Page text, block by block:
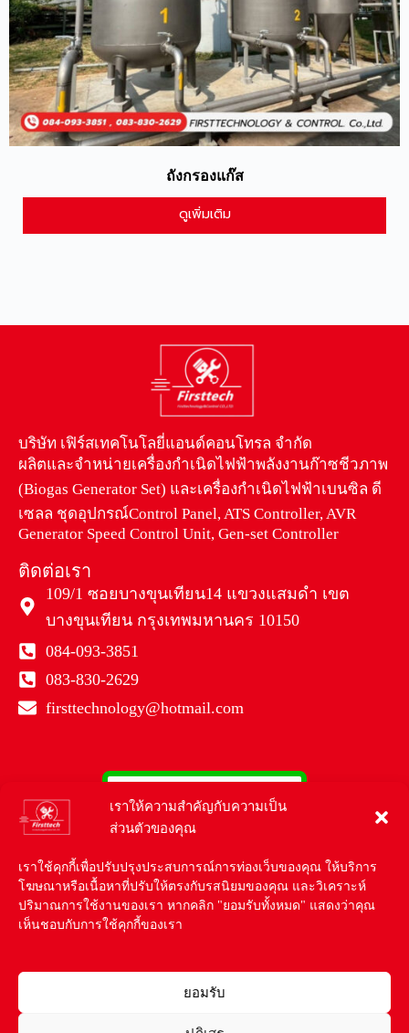
เราให้ความสำคัญกับความเป็น
ส่วนตัวของคุณ
เราใช้คุกกี้เพื่อปรับปรุงประสบการณ์การท่องเว็บของคุณ ให้บริการ
โฆษณาหรือเนื้อหาที่ปรับให้ตรงกับรสนิยมของคุณ และวิเคราะห์
ปริมาณการใช้งานของเรา หากคลิก "ยอมรับทั้งหมด" แสดงว่าคุณ
เห็นชอบกับการใช้คุกกี้ของเรา
ยอมรับ
ถังกรองแก๊ส
ดูเพิ่มเติม
บริษัท เฟิร์สเทคโนโลยี่แอนด์คอนโทรล จำกัด
ผลิตและจำหน่ายเครื่องกำเนิดไฟฟ้าพลังงานก๊าซชีวภาพ
(Biogas Generator Set) และเครื่องกำเนิดไฟฟ้าเบนซิล ดี
เซลล ชุดอุปกรณ์Control Panel, ATS Controller, AVR
Generator Speed Control Unit, Gen-set Controller
ติดต่อเรา
109/1 ซอยบางขุนเทียน14 แขวงแสมดำ เขต
บางขุนเทียน กรุงเทพมหานคร 10150
084-093-3851
083-830-2629
firsttechnology@hotmail.com